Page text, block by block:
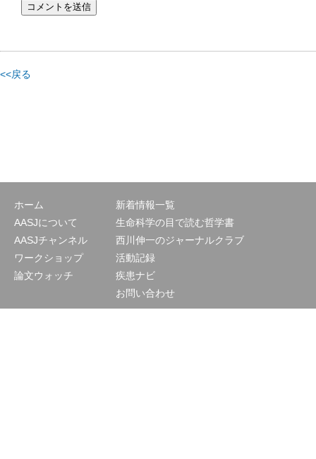
<<戻る
ホーム
AASJについて
AASJチャンネル
ワークショップ
論文ウォッチ
新着情報一覧
生命科学の目で読む哲学書
西川伸一のジャーナルクラブ
活動記録
疾患ナビ
お問い合わせ